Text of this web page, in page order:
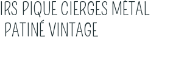
PIQUE CIERGES MÉTAL
PATINÉ VINTAGE